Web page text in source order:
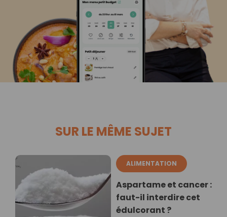
SUR LE MÊME SUJET
ALIMENTATION
Aspartame et cancer :
faut-il interdire cet
édulcorant ?